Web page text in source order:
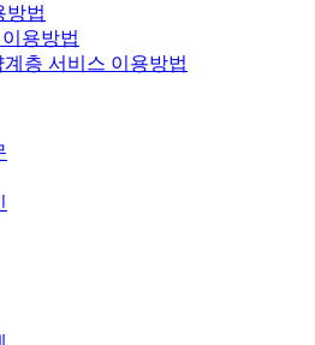
방법
용방법
계층 서비스 이용방법